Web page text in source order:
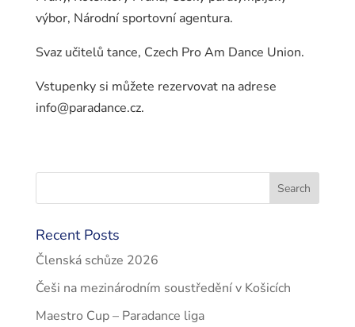
výbor, Národní sportovní agentura.
Svaz učitelů tance, Czech Pro Am Dance Union.
Vstupenky si můžete rezervovat na adrese
info@paradance.cz.
Recent Posts
Členská schůze 2026
Češi na mezinárodním soustředění v Košicích
Maestro Cup – Paradance liga